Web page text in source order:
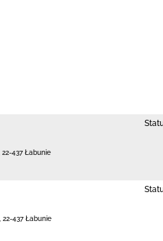
22-437 Łabunie
22-437 Łabunie